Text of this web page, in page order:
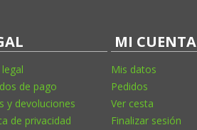
de pago
y devoluciones
de privacidad
MI CUENTA
Mis datos
Pedidos
Ver cesta
Finalizar sesión